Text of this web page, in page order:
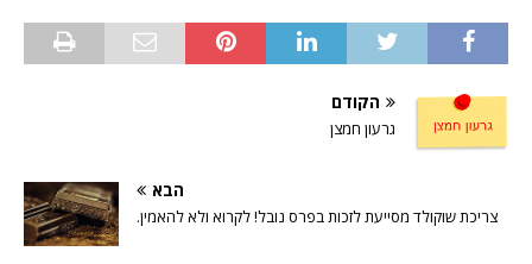
הקודם
גרעון חמצן
הבא
צריכת שוקולד מסייעת לזכות בפרס נובל! לקרוא ולא להאמין.